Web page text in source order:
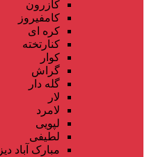
کازرون
کامفیروز
کره ای
کنارتخته
کوار
گراش
گله دار
لار
لامرد
لپویی
لطیفی
مبارک آباد دیز